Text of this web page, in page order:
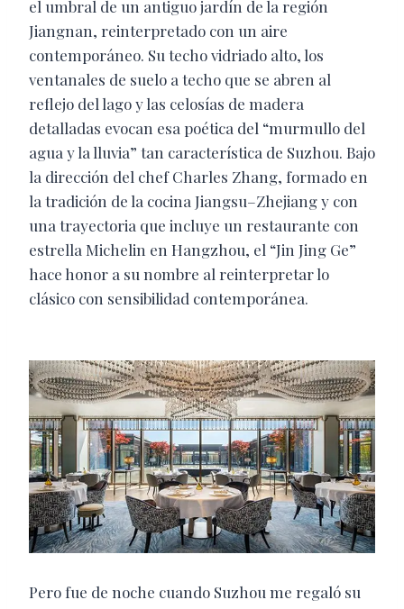
el umbral de un antiguo jardín de la región
Jiangnan, reinterpretado con un aire
contemporáneo. Su techo vidriado alto, los
ventanales de suelo a techo que se abren al
reflejo del lago y las celosías de madera
detalladas evocan esa poética del “murmullo del
agua y la lluvia” tan característica de Suzhou. Bajo
la dirección del chef Charles Zhang, formado en
la tradición de la cocina Jiangsu–Zhejiang y con
una trayectoria que incluye un restaurante con
estrella Michelin en Hangzhou, el “Jin Jing Ge”
hace honor a su nombre al reinterpretar lo
clásico con sensibilidad contemporánea.
Pero fue de noche cuando Suzhou me regaló su